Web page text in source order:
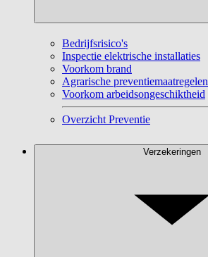
Bedrijfsrisico's
Inspectie elektrische installaties
Voorkom brand
Agrarische preventiemaatregelen
Voorkom arbeidsongeschiktheid
Overzicht Preventie
Verzekeringen